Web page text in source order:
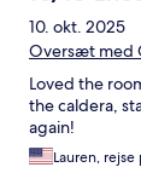
10. okt. 2025
Oversæt med
Loved the
the caldera,
again!
Lauren,